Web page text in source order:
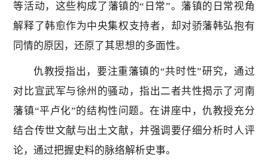
等活动，这些构成了藩镇的“日常”。藩镇的日常视角
解释了韩愈作为中央集权支持者，却对骄藩韩弘抱有
同情的原因，还原了其思想的多面性。
仇教授指出，要注重藩镇的“共时性”研究，通过
对比宣武军与徐州的骚动，指出二者共性揭示了河南
藩镇“平卢化”的结构性问题。在讲座中，仇教授充分
结合传世文献与出土文献，并强调要仔细分析时人评
论，通过把握史料的脉络解析史事。